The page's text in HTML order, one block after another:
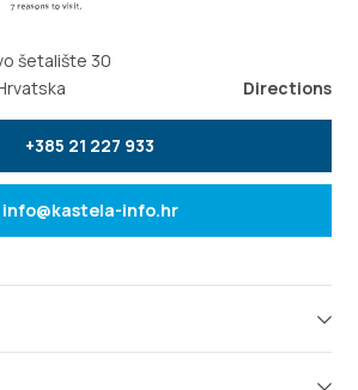
šetalište 30
Directions
+385 21 227 933
info@kastela-info.hr